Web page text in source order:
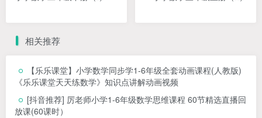
相关推荐
【乐乐课堂】小学数学同步学1-6年级全套动画课程(人教版)
《乐乐课堂天天练数学》知识点讲解动画视频
[抖音推荐] 厉老师小学1-6年级数学思维课程 60节精选直播回
放课(60课时）